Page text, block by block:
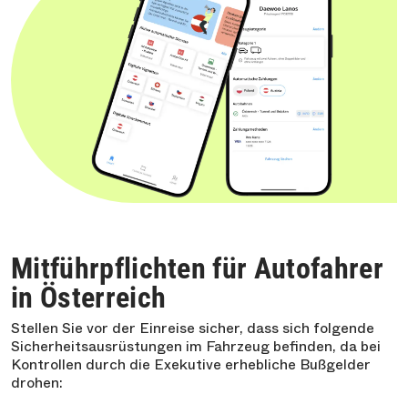
Mitführpflichten für Autofahrer
in Österreich
Stellen Sie vor der Einreise sicher, dass sich folgende
Sicherheitsausrüstungen im Fahrzeug befinden, da bei
Kontrollen durch die Exekutive erhebliche Bußgelder
drohen: